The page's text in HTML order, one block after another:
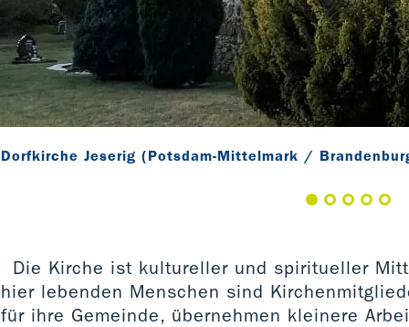
Dorfkirche Jeserig (Potsdam-Mittelmark /
Die Kirche ist kultureller und spiritueller
hier lebenden Menschen sind
für ihre Gemeinde, übernehmen kleinere